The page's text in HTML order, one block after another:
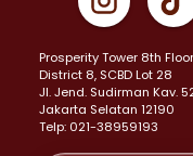
Properti Dijual di
Properti Dijual di
Properti Dijual di
Properti Dijual di
Properti Dijual di Cikini >
Prosperity Tower 8th Floor
District 8, SCBD Lot 28
JI. Jend. Sudirman Kav.
Jakarta Selatan 12190
Telp: 021-38959193